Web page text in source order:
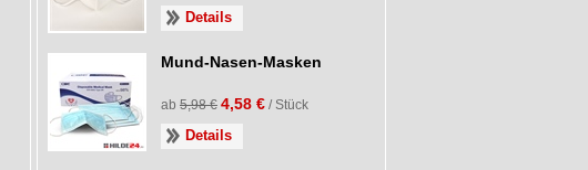
Details
Mund-Nasen-Masken
ab 5,98 € 4,58 € / Stück
Details